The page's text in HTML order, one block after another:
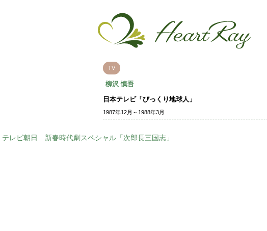
TV
柳沢 慎吾
日本テレビ「びっくり地球人」
1987年12月～1988年3月
テレビ朝日 新春時代劇スペシャル「次郎長三国志」